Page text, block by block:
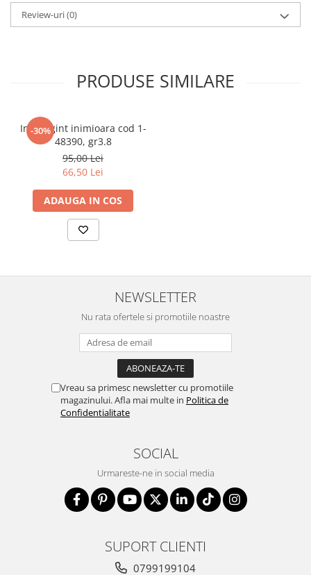
marimea 62
Review-uri(0)
PRODUSE SIMILARE
-30%
Inel argint inimioara cod 1-
48390, gr3.8
95,00 Lei
66,50 Lei
ADAUGA IN COS
NEWSLETTER
Nu rata ofertele si promotiile noastre
Vreau sa primesc newsletter cu promotiile
magazinului. Afla mai multe in Politica de
Confidentialitate
SOCIAL
Urmareste-ne in social media
SUPORT CLIENTI
0799199104